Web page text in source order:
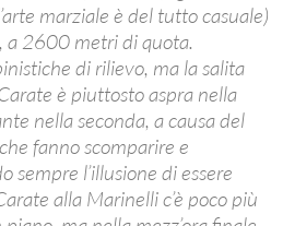
marziale è del tutto casuale)
a 2600 metri di quota.
di rilievo, ma la salita
è piuttosto aspra nella
nella seconda, a causa del
fanno scomparire e
sempre l’illusione di essere
alla Marinelli c’è poco più